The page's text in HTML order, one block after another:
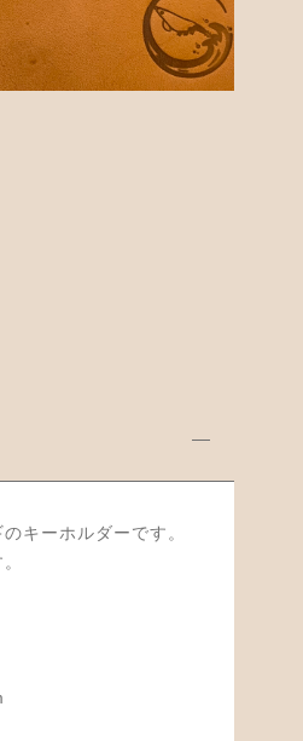
キーホルダーです。